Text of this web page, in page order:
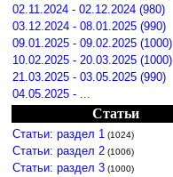
02.11.2024 - 02.12.2024 (980)
03.12.2024 - 08.01.2025 (990)
09.01.2025 - 09.02.2025 (1000)
10.02.2025 - 20.03.2025 (1000)
21.03.2025 - 03.05.2025 (990)
04.05.2025 - ...
Статьи
Статьи: раздел 1 (1024)
Статьи: раздел 2 (1006)
Статьи: раздел 3 (1000)